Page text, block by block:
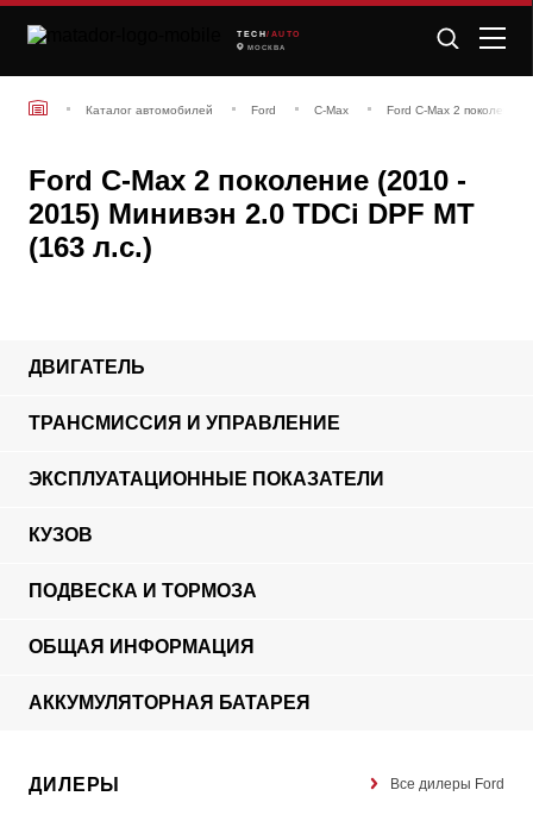
TECH /AUTO
МОСКВА
Каталог автомобилей Ford C-Max Ford C-Max 2 поколение
Ford C-Max 2 поколение (2010 -
2015) Минивэн 2.0 TDCi DPF MT
(163 л.с.)
ДВИГАТЕЛЬ
ТРАНСМИССИЯ И УПРАВЛЕНИЕ
ЭКСПЛУАТАЦИОННЫЕ ПОКАЗАТЕЛИ
КУЗОВ
ПОДВЕСКА И ТОРМОЗА
ОБЩАЯ ИНФОРМАЦИЯ
АККУМУЛЯТОРНАЯ БАТАРЕЯ
ДИЛЕРЫ Все дилеры Ford